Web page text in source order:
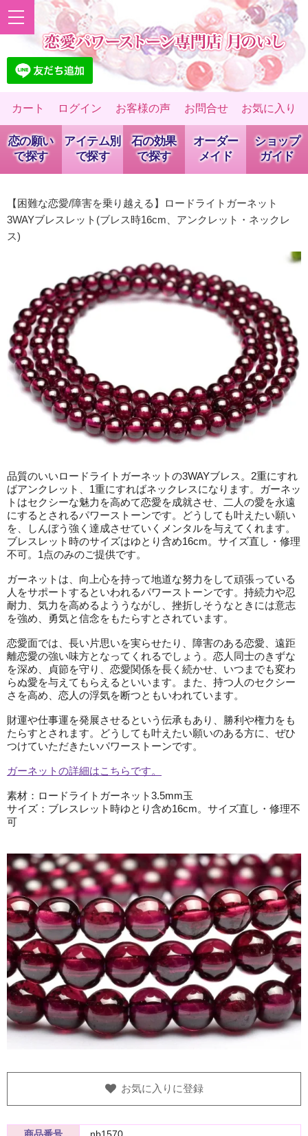
カート ログイン お客様の声 お問合せ お気に入り
恋の願い
で探す
アイテム別
で探す
石の効果
で探す
オーダー
メイド
ショップ
ガイド
【困難な恋愛/障害を乗り越える】ロードライトガーネット
3WAYブレスレット(ブレス時16cm、アンクレット・ネックレ
ス)
品質のいいロードライトガーネットの3WAYブレス。2重にすれ
ばアンクレット、1重にすればネックレスになります。ガーネッ
トはセクシーな魅力を高めて恋愛を成就させ、二人の愛を永遠
にするとされるパワーストーンです。どうしても叶えたい願い
を、しんぼう強く達成させていくメンタルを与えてくれます。
ブレスレット時のサイズはゆとり含め16cm。サイズ直し・修理
不可。1点のみのご提供です。
ガーネットは、向上心を持って地道な努力をして頑張っている
人をサポートするといわれるパワーストーンです。持続力や忍
耐力、気力を高めるよううながし、挫折しそうなときには意志
を強め、勇気と信念をもたらすとされています。
恋愛面では、長い片思いを実らせたり、障害のある恋愛、遠距
離恋愛の強い味方となってくれるでしょう。恋人同士のきずな
を深め、貞節を守り、恋愛関係を長く続かせ、いつまでも変わ
らぬ愛を与えてもらえるといいます。また、持つ人のセクシー
さを高め、恋人の浮気を断つともいわれています。
財運や仕事運を発展させるという伝承もあり、勝利や権力をも
たらすとされます。どうしても叶えたい願いのある方に、ぜひ
つけていただきたいパワーストーンです。
ガーネットの詳細はこちらです。
素材：ロードライトガーネット3.5mm玉
サイズ：ブレスレット時ゆとり含め16cm。サイズ直し・修理不
可
お気に入りに登録